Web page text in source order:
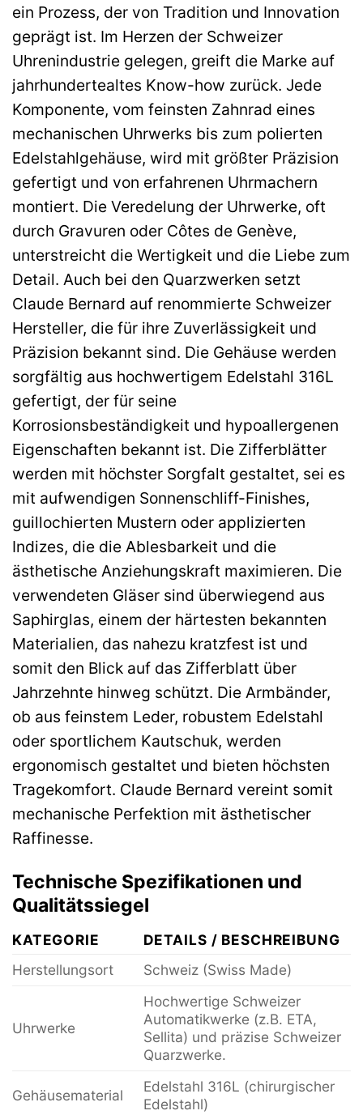
ein Prozess, der von Tradition und Innovation
geprägt ist. Im Herzen der Schweizer
Uhrenindustrie gelegen, greift die Marke auf
jahrhundertealtes Know-how zurück. Jede
Komponente, vom feinsten Zahnrad eines
mechanischen Uhrwerks bis zum polierten
Edelstahlgehäuse, wird mit größter Präzision
gefertigt und von erfahrenen Uhrmachern
montiert. Die Veredelung der Uhrwerke, oft
durch Gravuren oder Côtes de Genève,
unterstreicht die Wertigkeit und die Liebe zum
Detail. Auch bei den Quarzwerken setzt
Claude Bernard auf renommierte Schweizer
Hersteller, die für ihre Zuverlässigkeit und
Präzision bekannt sind. Die Gehäuse werden
sorgfältig aus hochwertigem Edelstahl 316L
gefertigt, der für seine
Korrosionsbeständigkeit und hypoallergenen
Eigenschaften bekannt ist. Die Zifferblätter
werden mit höchster Sorgfalt gestaltet, sei es
mit aufwendigen Sonnenschliff-Finishes,
guillochierten Mustern oder applizierten
Indizes, die die Ablesbarkeit und die
ästhetische Anziehungskraft maximieren. Die
verwendeten Gläser sind überwiegend aus
Saphirglas, einem der härtesten bekannten
Materialien, das nahezu kratzfest ist und
somit den Blick auf das Zifferblatt über
Jahrzehnte hinweg schützt. Die Armbänder,
ob aus feinstem Leder, robustem Edelstahl
oder sportlichem Kautschuk, werden
ergonomisch gestaltet und bieten höchsten
Tragekomfort. Claude Bernard vereint somit
mechanische Perfektion mit ästhetischer
Raffinesse.
Technische Spezifikationen und
Qualitätssiegel
KATEGORIE
DETAILS / BESCHREIBUNG
Herstellungsort
Schweiz (Swiss Made)
Uhrwerke
Hochwertige Schweizer
Automatikwerke (z.B. ETA,
Sellita) und präzise Schweizer
Quarzwerke.
Gehäusematerial
Edelstahl 316L (chirurgischer
Edelstahl)